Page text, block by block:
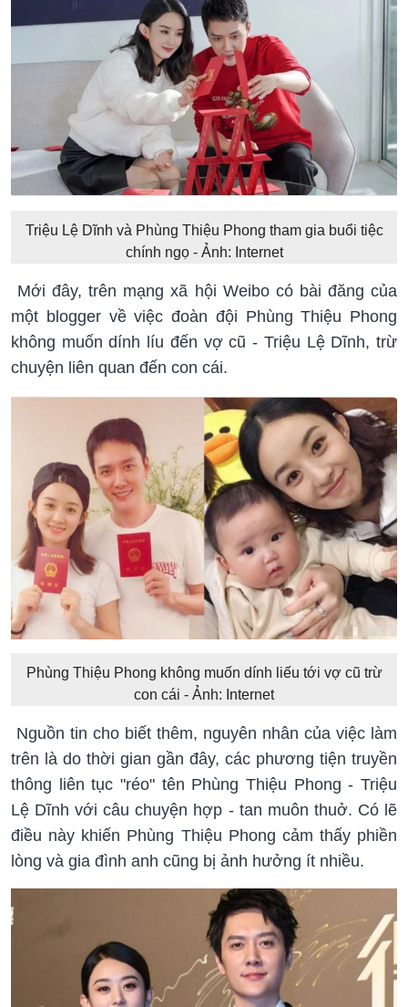
Triệu Lệ Dĩnh và Phùng Thiệu Phong tham gia buổi tiệc
chính ngọ - Ảnh: Internet
Mới đây, trên mạng xã hội Weibo có bài đăng của
một blogger về việc đoàn đội Phùng Thiệu Phong
không muốn dính líu đến vợ cũ - Triệu Lệ Dĩnh, trừ
chuyện liên quan đến con cái.
Phùng Thiệu Phong không muốn dính liếu tới vợ cũ trừ
con cái - Ảnh: Internet
Nguồn tin cho biết thêm, nguyên nhân của việc làm
trên là do thời gian gần đây, các phương tiện truyền
thông liên tục "réo" tên Phùng Thiệu Phong - Triệu
Lệ Dĩnh với câu chuyện hợp - tan muôn thuở. Có lẽ
điều này khiến Phùng Thiệu Phong cảm thấy phiền
lòng và gia đình anh cũng bị ảnh hưởng ít nhiều.